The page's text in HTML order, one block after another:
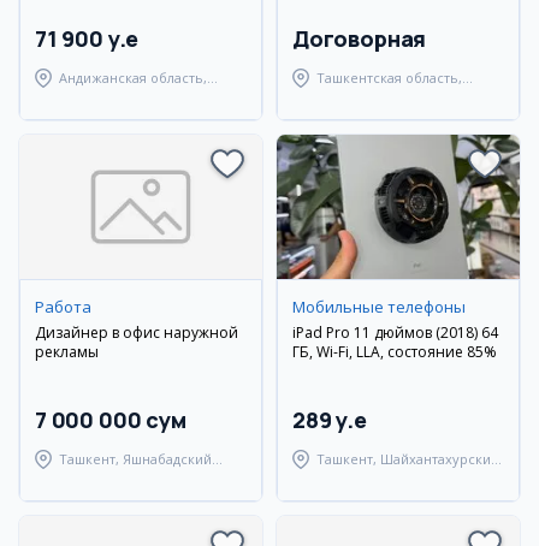
71 900 y.e
Андижанская область,
Договорная
Ташкентская область,
Работа
Дизайнер в офис наружной
рекламы
7 000 000 сум
Ташкент, Яшнабадский
Мобильные телефоны
iPad Pro 11 дюймов (2018) 64
ГБ, Wi-Fi, LLA, состояние 85%
289 y.e
Ташкент, Шайхантахурский